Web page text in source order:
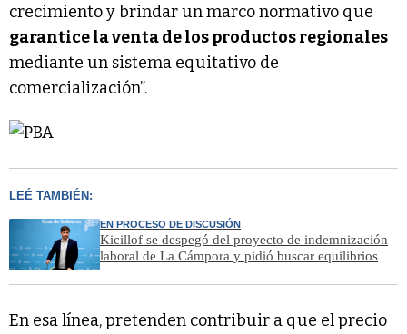
crecimiento y brindar un marco normativo que
garantice la venta de los productos regionales
mediante un sistema equitativo de
comercialización”.
LEÉ TAMBIÉN:
EN PROCESO DE DISCUSIÓN
Kicillof se despegó del proyecto de indemnización
laboral de La Cámpora y pidió buscar equilibrios
En esa línea, pretenden contribuir a que el precio